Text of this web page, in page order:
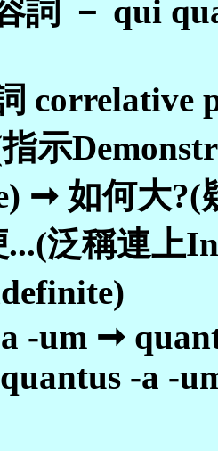
詞 － qui
correlative
示
➞ 如何大
...(泛稱連上
-um ➞
-a -